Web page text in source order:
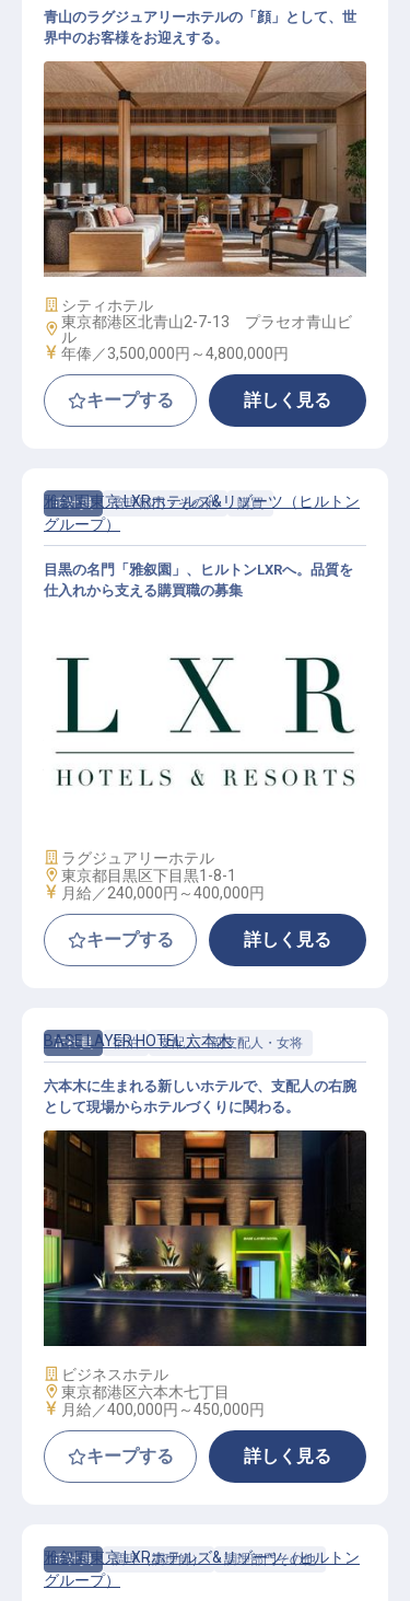
フロントスタッフ│年俸350万円～48
0万円／2027年4月全館リニューアル
／英語を活かせるラグジュアリーホ
テル
青山のラグジュアリーホテルの「顔」として、世
界中のお客様をお迎えする。
施設業態
シティホテル
勤務地
東京都港区北青山2-7-13 プラセオ青山ビ
ル
給与
年俸／3,500,000円～4,800,000円
キープする 詳しく見る
正社員 管理部門・その他 購買
購買・調達(クラスターバイヤー)│月
給24万円～／2027年開業予定／ヒル
トンLXR東京初進出
雅叙園東京 LXRホテルズ&リゾーツ（ヒルトン
グループ）
目黒の名門「雅叙園」、ヒルトンLXRへ。品質を
仕入れから支える購買職の募集
施設業態
ラグジュアリーホテル
勤務地
東京都目黒区下目黒1-8-1
給与
月給／240,000円～400,000円
キープする 詳しく見る
正社員 宿泊 支配人・副支配人・女将
副支配人│月給40万円～／今冬六本
木に開業するカルチャービジネスホ
テル／支配人の右腕として立ち上げ
に参画
BASE LAYER HOTEL 六本木
六本木に生まれる新しいホテルで、支配人の右腕
として現場からホテルづくりに関わる。
施設業態
ビジネスホテル
勤務地
東京都港区六本木七丁目
給与
月給／400,000円～450,000円
キープする 詳しく見る
正社員 調理（調理師） 調理部門その他
雅叙園東京 LXRホテルズ&リゾーツ（ヒルトン
グループ）